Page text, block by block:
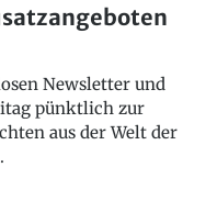
Newsletter und
pünktlich zur
aus der Welt der